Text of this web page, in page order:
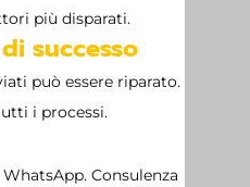
più disparati.
successo
può essere riparato.
i processi.
Consulenza